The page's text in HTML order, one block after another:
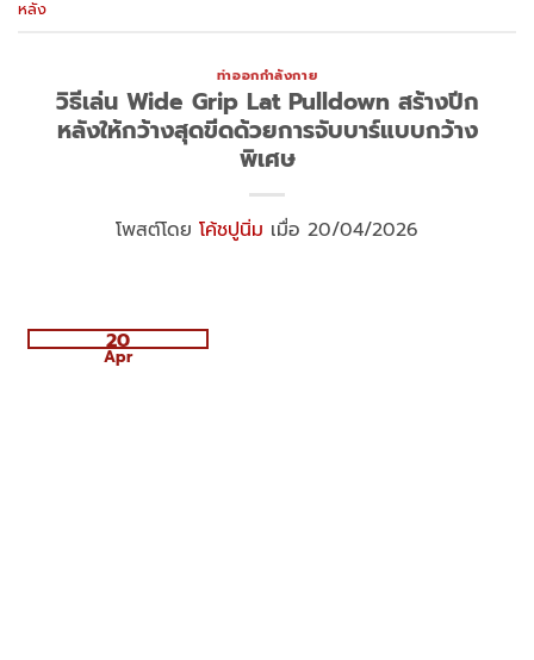
หลัง
ท่าออกกำลังกาย
วิธีเล่น Wide Grip Lat Pulldown สร้างปีก
หลังให้กว้างสุดขีดด้วยการจับบาร์แบบกว้าง
พิเศษ
โพสต์โดย โค้ชปูนิ่ม เมื่อ 20/04/2026
20
Apr